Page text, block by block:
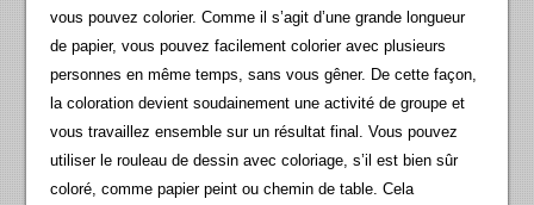
vous pouvez colorier. Comme il s’agit d’une grande longueur
de papier, vous pouvez facilement colorier avec plusieurs
personnes en même temps, sans vous gêner. De cette façon,
la coloration devient soudainement une activité de groupe et
vous travaillez ensemble sur un résultat final. Vous pouvez
utiliser le rouleau de dessin avec coloriage, s’il est bien sûr
coloré, comme papier peint ou chemin de table. Cela